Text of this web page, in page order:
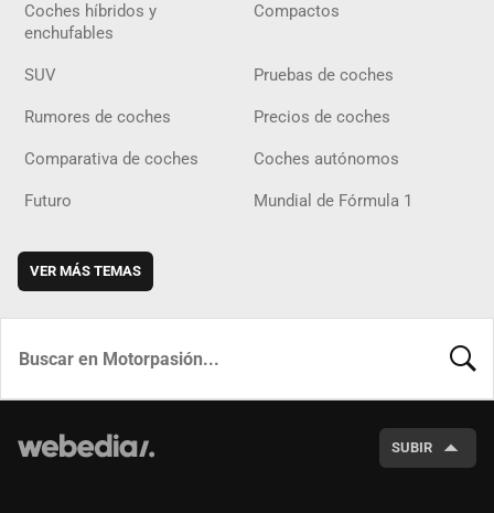
Coches híbridos y
enchufables
Compactos
SUV Pruebas de coches
Rumores de coches Precios de coches
Comparativa de coches Coches autónomos
Futuro Mundial de Fórmula 1
VER MÁS TEMAS
SUBIR